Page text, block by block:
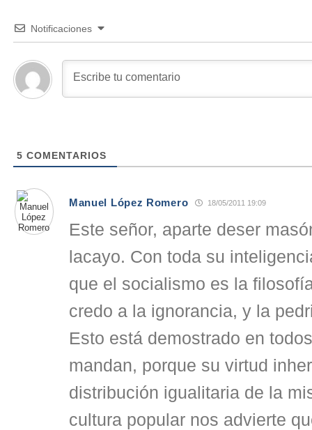
Notificaciones
5 COMENTARIOS
Manuel López Romero 18/05/2011 19:09
Este señor, aparte deser
lacayo. Con toda su
que el socialismo es la
credo a la ignorancia, y la
Esto está demostrado en
mandan, porque su virtud
distribución igualitaria de la
cultura popular nos advierte